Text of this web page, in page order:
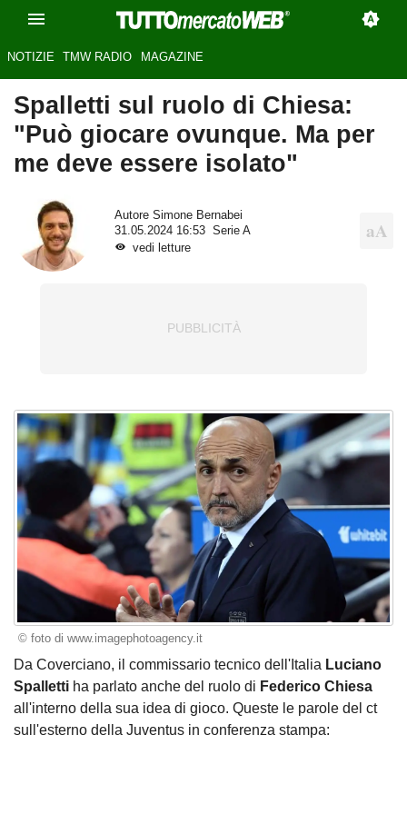
NOTIZIE TMW RADIO MAGAZINE
Spalletti sul ruolo di Chiesa:
"Può giocare ovunque. Ma per
me deve essere isolato"
Autore Simone Bernabei
31.05.2024 16:53
Serie A
vedi letture
© foto di www.imagephotoagency.it
Da Coverciano, il commissario tecnico dell'Italia Luciano
Spalletti ha parlato anche del ruolo di Federico Chiesa
all'interno della sua idea di gioco. Queste le parole del ct
sull'esterno della Juventus in conferenza stampa: